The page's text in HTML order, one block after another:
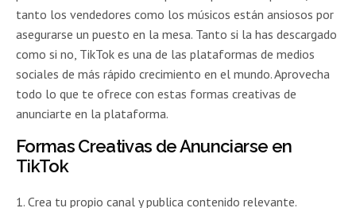
tanto los vendedores como los músicos están ansiosos por
asegurarse un puesto en la mesa. Tanto si la has descargado
como si no, TikTok es una de las plataformas de medios
sociales de más rápido crecimiento en el mundo. Aprovecha
todo lo que te ofrece con estas formas creativas de
anunciarte en la plataforma.
Formas Creativas de Anunciarse en
TikTok
1. Crea tu propio canal y publica contenido relevante.